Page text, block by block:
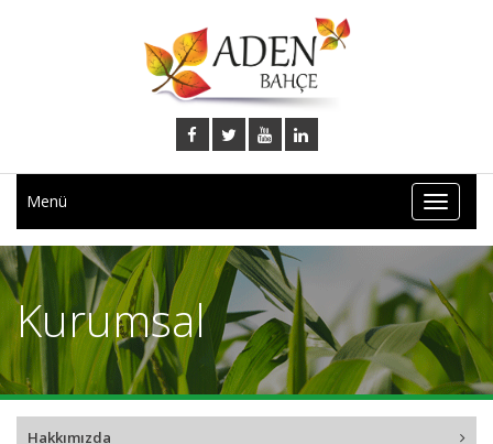
Menü
Kurumsal
Hakkımızda